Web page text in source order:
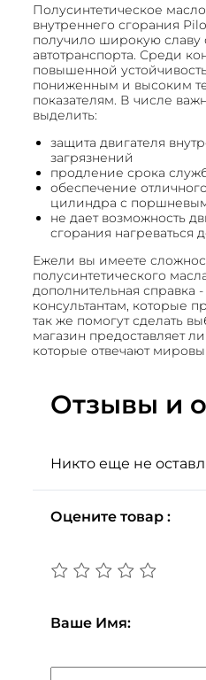
Полусинтетическое
внутреннего сгорания
получило широкую славу
автотранспорта. Среди
повышенной
пониженным и высоким
показателям. В числе
выделить:
защита двигателя
загрязнений
продление срока
обеспечение
цилиндра с
не дает возможность
сгорания нагреваться
Ежели вы имеете
полусинтетического
дополнительная справка
консультантам, которые
так же помогут сделать
магазин предоставляет
которые отвечают
Отзывы и
Никто еще не
Оцените товар :
Ваше Имя: